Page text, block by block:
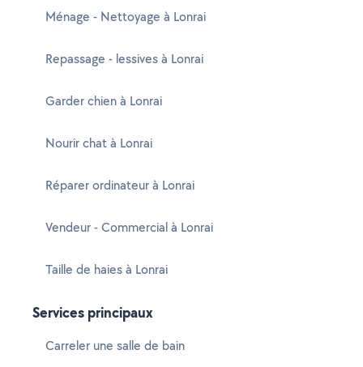
Ménage - Nettoyage à Lonrai
Repassage - lessives à Lonrai
Garder chien à Lonrai
Nourir chat à Lonrai
Réparer ordinateur à Lonrai
Vendeur - Commercial à Lonrai
Taille de haies à Lonrai
Services principaux
Carreler une salle de bain